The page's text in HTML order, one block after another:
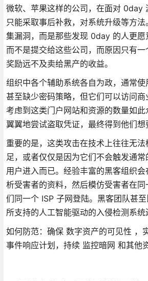
微软、苹果这样的公司，在面对 0day
只能采取事后补救，对系统升级等方
集漏洞，而是那些发现 0day 的人更
而不是提交给这些公司，而原因只有
奖励远不及卖给黑产的收益。
组织中各个辅助系统各自为政，通常使
甚至缺少密码策略，但它们可以访问商
考虑到这类门户网站和资源的数量如
翼翼地尝试盗取凭证，最终得到他们想
重要的是，这类攻击在技术上往往无
足，或者仅仅是因为它们不会触发通
用户进入而已。经验丰富的黑客组织
析受害者的资料，然后模仿受害者在
们同一个 ISP 子网登陆。黑客团队甚
所支持的人工智能驱动的入侵检测系统
如何防范：确保 数字资产的可见性 ，
事件响应计划，持续 监控暗网 和其他